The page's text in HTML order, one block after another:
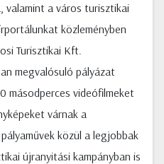
valamint a város turisztikai
közleményben
Turisztikai Kft.
megvalósuló pályázat
másodperces videófilmeket
várnak a
közül a legjobbak
újranyitási kampányban is